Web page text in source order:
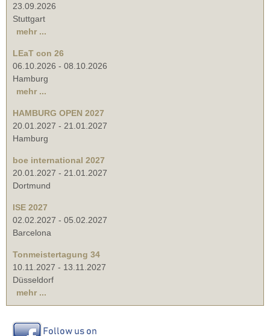
23.09.2026
Stuttgart
mehr ...
LEaT con 26
06.10.2026 - 08.10.2026
Hamburg
mehr ...
HAMBURG OPEN 2027
20.01.2027 - 21.01.2027
Hamburg
boe international 2027
20.01.2027 - 21.01.2027
Dortmund
ISE 2027
02.02.2027 - 05.02.2027
Barcelona
Tonmeistertagung 34
10.11.2027 - 13.11.2027
Düsseldorf
mehr ...